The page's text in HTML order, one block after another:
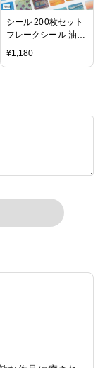
シール 200枚セット
フレークシール 油絵
INS 風景 レトロ ミニ
カード 手帳用ステッ
¥1,180